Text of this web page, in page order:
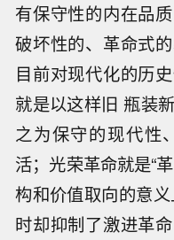
有保守性的内在品
破坏性的、革命式
目前对现代化的历
就是以这样旧 瓶装
之为保守的现代性
活；光荣革命就是“
构和价值取向的意
时却抑制了激进革